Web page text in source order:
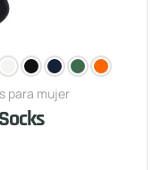
para mujer